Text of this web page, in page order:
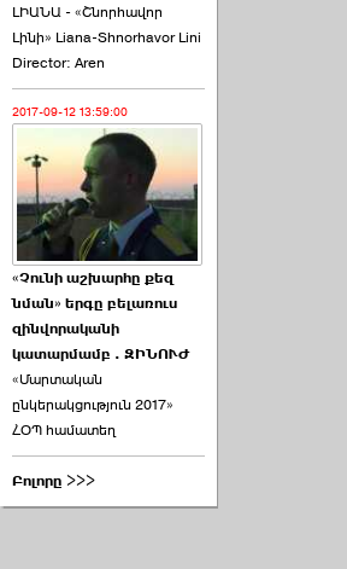
ԼԻԱՆԱ - «Շնորհավոր
Լինի» Liana-Shnorhavor Lini
Director: Aren
2017-09-12 13:59:00
«Չունի աշխարհը քեզ
նման» երգը բելառուս
զինվորականի
կատարմամբ . ԶԻՆՈՒԺ
«Մարտական
ընկերակցություն 2017»
ՀՕՊ համատեղ
Բոլորը >>>